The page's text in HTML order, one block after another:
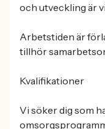
och utveckling är
Arbetstiden är
tillhör
Kvalifikationer
Vi söker dig som